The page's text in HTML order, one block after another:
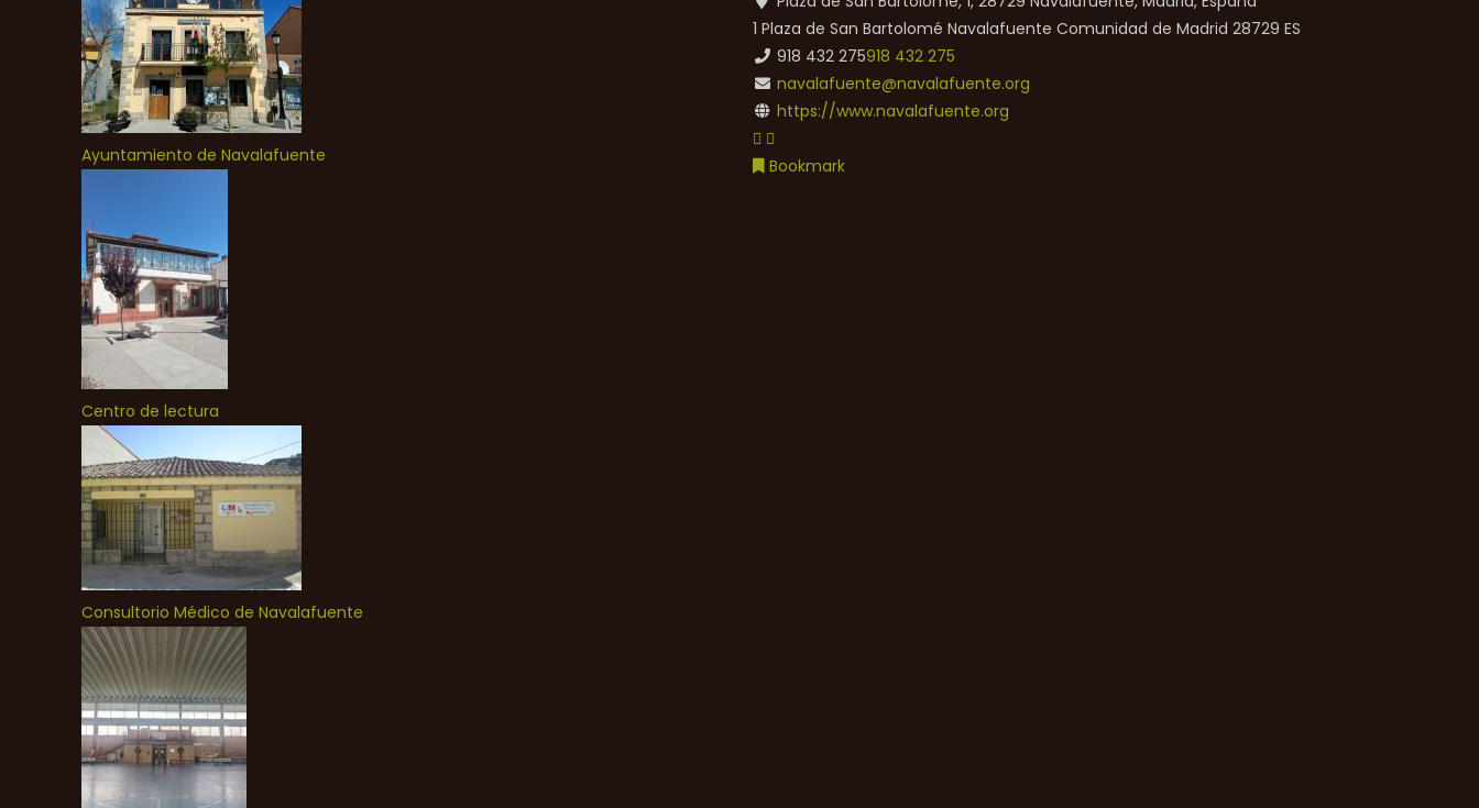
Ayuntamiento de Navalafuente
Centro de lectura
Consultorio Médico de Navalafuente
1 Plaza de San Bartolomé Navalafuente Comunidad de Madrid 28729 ES
918 432 275918 432 275
navalafuente@navalafuente.org
https://www.navalafuente.org
Bookmark